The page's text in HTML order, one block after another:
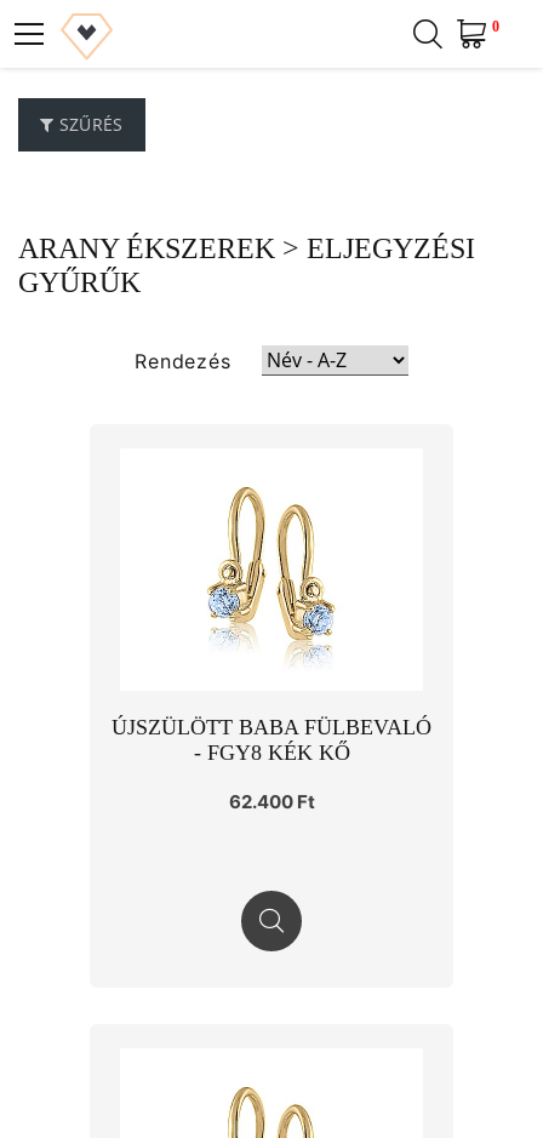
0
SZŰRÉS
ARANY ÉKSZEREK > ELJEGYZÉSI
GYŰRŰK
Rendezés
ÚJSZÜLÖTT BABA FÜLBEVALÓ
- FGY8 KÉK KŐ
62.400 Ft